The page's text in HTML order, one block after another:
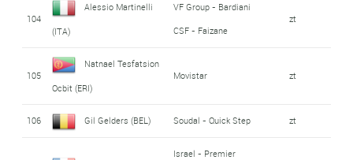
104
Alessio Martinelli
(ITA)
VF Group - Bardiani
CSF - Faizane
zt
105
Natnael Tesfatsion
Ocbit (ERI)
Movistar zt
106 Gil Gelders (BEL) Soudal - Quick Step zt
Israel - Premier